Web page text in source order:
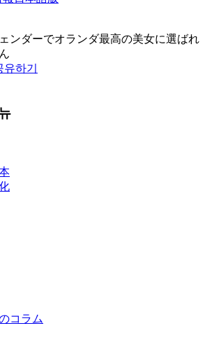
ンダーでオランダ最高の美女に選ばれ
유하기
コラム